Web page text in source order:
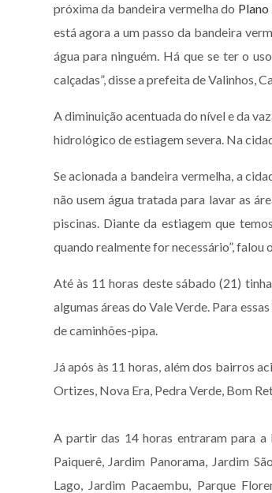
próxima da bandeira vermelha do
está agora a um passo da bandeira
água para ninguém. Há que se ter o
calçadas”, disse a prefeita de Valinhos,
A diminuição acentuada do nível e da
hidrológico de estiagem severa. Na
Se acionada a bandeira vermelha, a
não usem água tratada para lavar as
piscinas. Diante da estiagem que
quando realmente for necessário”, falou
Até às 11 horas deste sábado (21)
algumas áreas do Vale Verde. Para
de caminhões-pipa.
Já após às 11 horas, além dos bairros
Ortizes, Nova Era, Pedra Verde, Bom
A partir das 14 horas entraram para a
Paiquerê, Jardim Panorama, Jardim
Lago, Jardim Pacaembu, Parque